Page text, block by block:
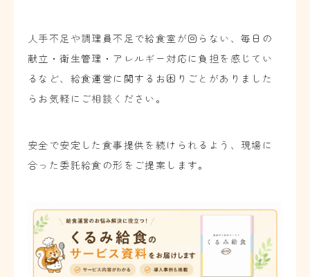
人手不足や調理員不足で給食室が回らない、毎日の
献立・衛生管理・アレルギー対応に負担を感じてい
るなど、給食運営に関するお困りごとがありました
らお気軽にご相談ください。
安全で安定した食事提供を続けられるよう、現場に
合った委託給食の形をご提案します。